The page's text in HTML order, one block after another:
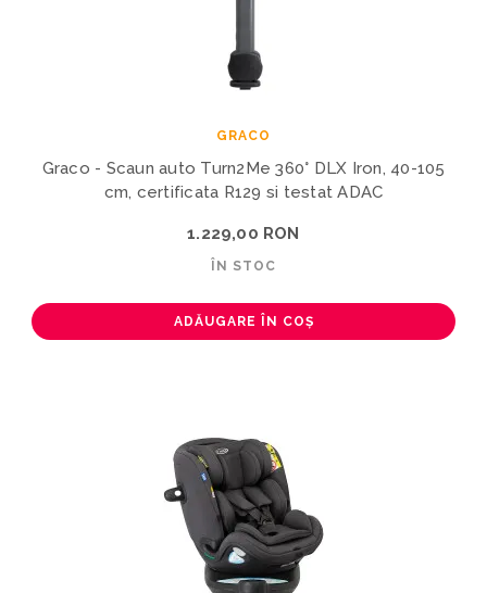
GRACO
Graco - Scaun auto Turn2Me 360° DLX Iron, 40-105
cm, certificata R129 si testat ADAC
1.229,00 RON
ÎN STOC
ADĂUGARE ÎN COȘ